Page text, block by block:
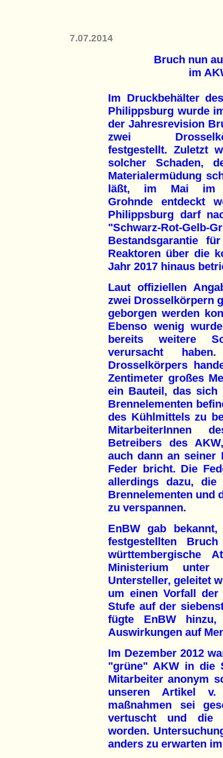
7.07.2014
Bruch nun
im
Im Druckbehälter
Philippsburg wurde
der Jahresrevision
zwei
festgestellt. Zuletzt
solcher Schaden,
Materialermüdung
läßt, im Mai im
Grohnde entdeckt
Philippsburg darf
"Schwarz-Rot-
Bestandsgarantie
Reaktoren über die
Jahr 2017 hinaus
Laut offiziellen
zwei Drosselkörpern
geborgen werden
Ebenso wenig
bereits weitere
verursacht
Drosselkörpers
Zentimeter großes
ein Bauteil, das
Brennelementen
des Kühlmittels zu
MitarbeiterInnen
Betreibers des
auch dann an seiner
Feder bricht. Die
allerdings dazu, die
Brennelementen und
zu verspannen.
EnBW gab
festgestellten
württembergische
Ministerium unter
Untersteller, geleitet
um einen Vorfall
Stufe auf der
fügte EnBW
Auswirkungen auf
Im Dezember 2012
"grüne" AKW in die
Mitarbeiter anonym
unseren Artikel v.
maßnahmen sei
vertuscht und die
worden.
anders zu erwarten